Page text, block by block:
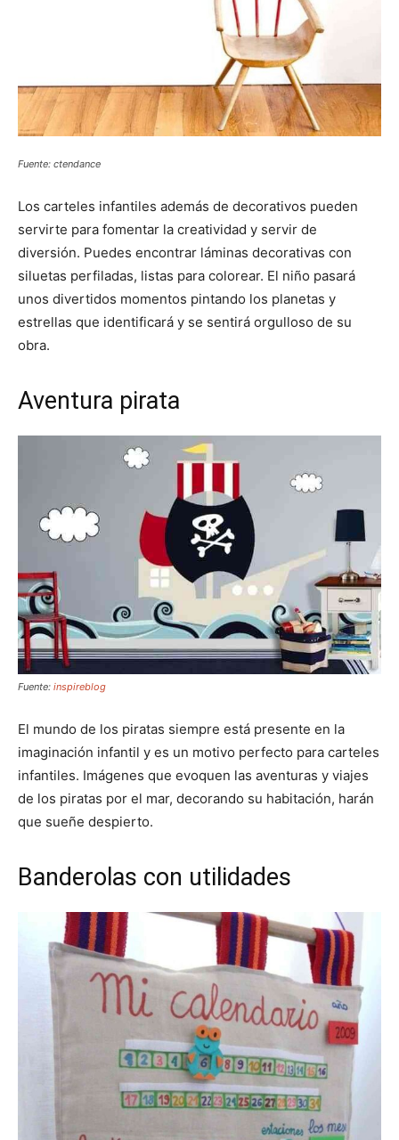
Fuente: ctendance
Los carteles infantiles además de decorativos pueden
servirte para fomentar la creatividad y servir de
diversión. Puedes encontrar láminas decorativas con
siluetas perfiladas, listas para colorear. El niño pasará
unos divertidos momentos pintando los planetas y
estrellas que identificará y se sentirá orgulloso de su
obra.
Aventura pirata
Fuente: inspireblog
El mundo de los piratas siempre está presente en la
imaginación infantil y es un motivo perfecto para carteles
infantiles. Imágenes que evoquen las aventuras y viajes
de los piratas por el mar, decorando su habitación, harán
que sueñe despierto.
Banderolas con utilidades